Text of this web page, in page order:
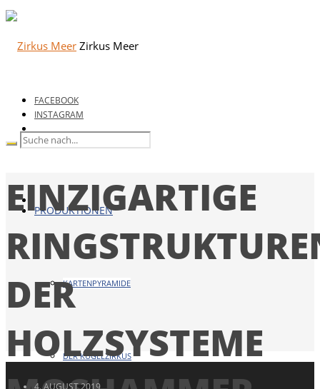
Zirkus Meer
PRODUKTIONEN
KARTENPYRAMIDE
DER KUGELZIRKUS
FACEBOOK
INSTAGRAM
EINZIGARTIGE
DER
HOLZSYSTEME
4. AUGUST 2019